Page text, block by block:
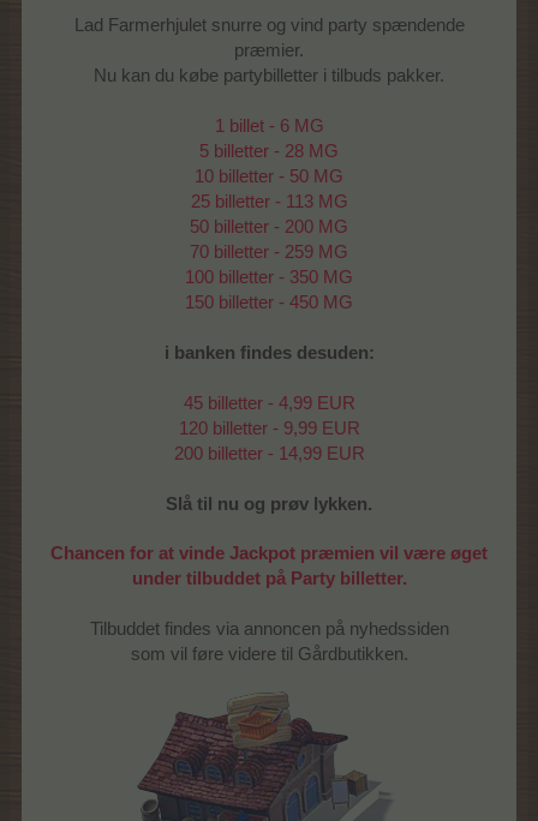
Lad Farmerhjulet snurre og vind party spændende
præmier.
Nu kan du købe partybilletter i tilbuds pakker.
1 billet - 6 MG
5 billetter - 28 MG
10 billetter - 50 MG
25 billetter - 113 MG
50 billetter - 200 MG
70 billetter - 259 MG
100 billetter - 350 MG
150 billetter - 450 MG
i banken findes desuden:
45 billetter - 4,99 EUR
120 billetter - 9,99 EUR
200 billetter - 14,99 EUR
Slå til nu og prøv lykken.
Chancen for at vinde Jackpot præmien vil være øget
under tilbuddet på Party billetter.
Tilbuddet findes via annoncen på nyhedssiden
som vil føre videre til Gårdbutikken.